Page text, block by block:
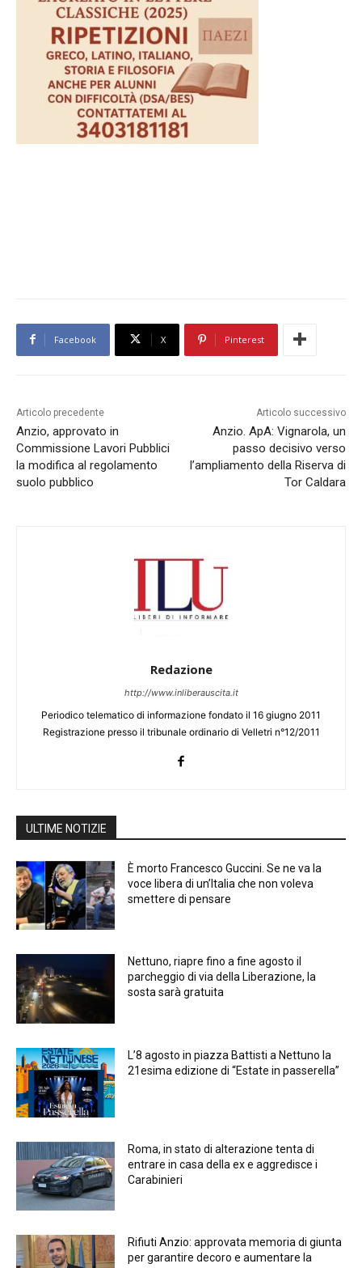
Facebook X Pinterest
Articolo precedente
Anzio, approvato in
Commissione Lavori Pubblici
la modifica al regolamento
suolo pubblico
Articolo successivo
Anzio. ApA: Vignarola, un
passo decisivo verso
l’ampliamento della Riserva di
Tor Caldara
Redazione
http://www.inliberauscita.it
Periodico telematico di informazione fondato il 16 giugno 2011
Registrazione presso il tribunale ordinario di Velletri n°12/2011
ULTIME NOTIZIE
È morto Francesco Guccini. Se ne va la
voce libera di un’Italia che non voleva
smettere di pensare
Nettuno, riapre fino a fine agosto il
parcheggio di via della Liberazione, la
sosta sarà gratuita
L’8 agosto in piazza Battisti a Nettuno la
21esima edizione di “Estate in passerella”
Roma, in stato di alterazione tenta di
entrare in casa della ex e aggredisce i
Carabinieri
Rifiuti Anzio: approvata memoria di giunta
per garantire decoro e aumentare la